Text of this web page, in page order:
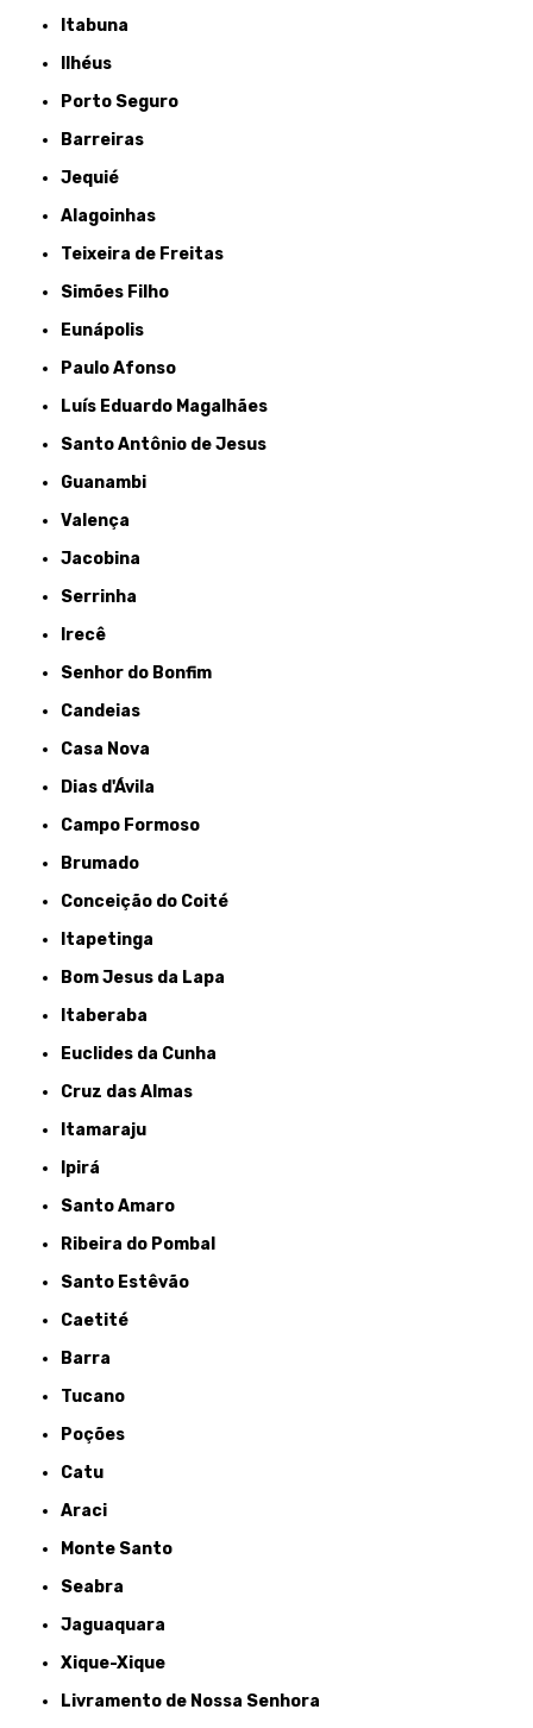
Itabuna
Ilhéus
Porto Seguro
Barreiras
Jequié
Alagoinhas
Teixeira de Freitas
Simões Filho
Eunápolis
Paulo Afonso
Luís Eduardo Magalhães
Santo Antônio de Jesus
Guanambi
Valença
Jacobina
Serrinha
Irecê
Senhor do Bonfim
Candeias
Casa Nova
Dias d'Ávila
Campo Formoso
Brumado
Conceição do Coité
Itapetinga
Bom Jesus da Lapa
Itaberaba
Euclides da Cunha
Cruz das Almas
Itamaraju
Ipirá
Santo Amaro
Ribeira do Pombal
Santo Estêvão
Caetité
Barra
Tucano
Poções
Catu
Araci
Monte Santo
Seabra
Jaguaquara
Xique-Xique
Livramento de Nossa Senhora